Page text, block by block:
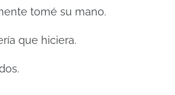
tomé su mano.
que hiciera.